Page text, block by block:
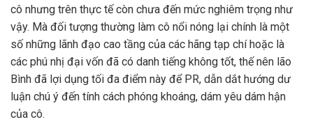
cô nhưng trên thực tế còn chưa đến mức nghiêm trọng như
vậy. Mà đối tượng thường làm cô nổi nóng lại chính là một
số những lãnh đạo cao tầng của các hãng tạp chí hoặc là
các phú nhị đại vốn đã có danh tiếng không tốt, thế nên lão
Bình đã lợi dụng tối đa điểm này để PR, dẫn dắt hướng dư
luận chú ý đến tính cách phóng khoáng, dám yêu dám hận
của cô.